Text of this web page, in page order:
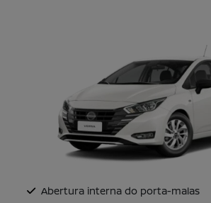
Abertura interna do porta-malas